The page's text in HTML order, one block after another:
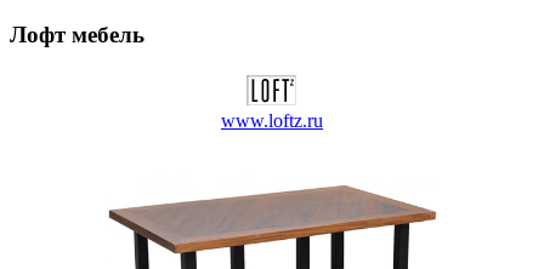
Лофт мебель
www.loftz.ru